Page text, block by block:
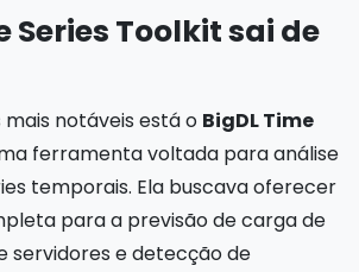
Series Toolkit sai de
notáveis está o BigDL Time
ferramenta voltada para análise
temporais. Ela buscava oferecer
para a previsão de carga de
servidores e detecção de